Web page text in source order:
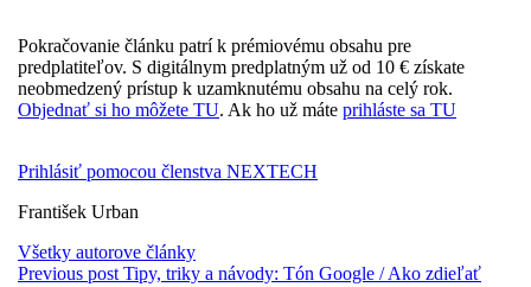
Pokračovanie článku patrí k prémiovému obsahu pre
predplatiteľov. S digitálnym predplatným už od 10 € získate
neobmedzený prístup k uzamknutému obsahu na celý rok.
Objednať si ho môžete TU. Ak ho už máte prihláste sa TU
Prihlásiť pomocou členstva NEXTECH
František Urban
Všetky autorove články
Previous post Tipy, triky a návody: Tón Google / Ako zdieľať